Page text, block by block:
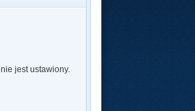
jest ustawiony.